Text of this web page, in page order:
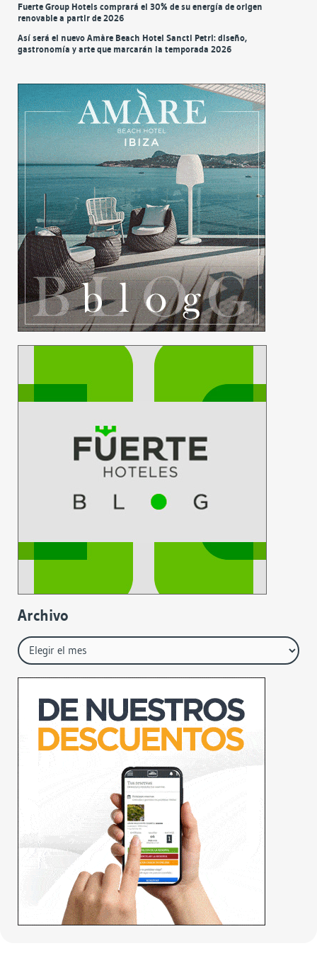
Fuerte Group Hotels comprará el 30% de su energía de origen
renovable a partir de 2026
Así será el nuevo Amàre Beach Hotel Sancti Petri: diseño,
gastronomía y arte que marcarán la temporada 2026
Archivo